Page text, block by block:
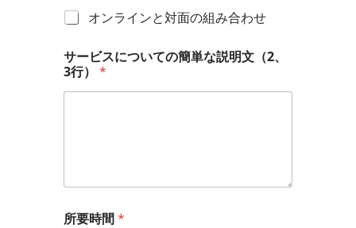
オンラインと対面の組み合わせ
サービスについての簡単な説明文（2、
3行） *
所要時間*